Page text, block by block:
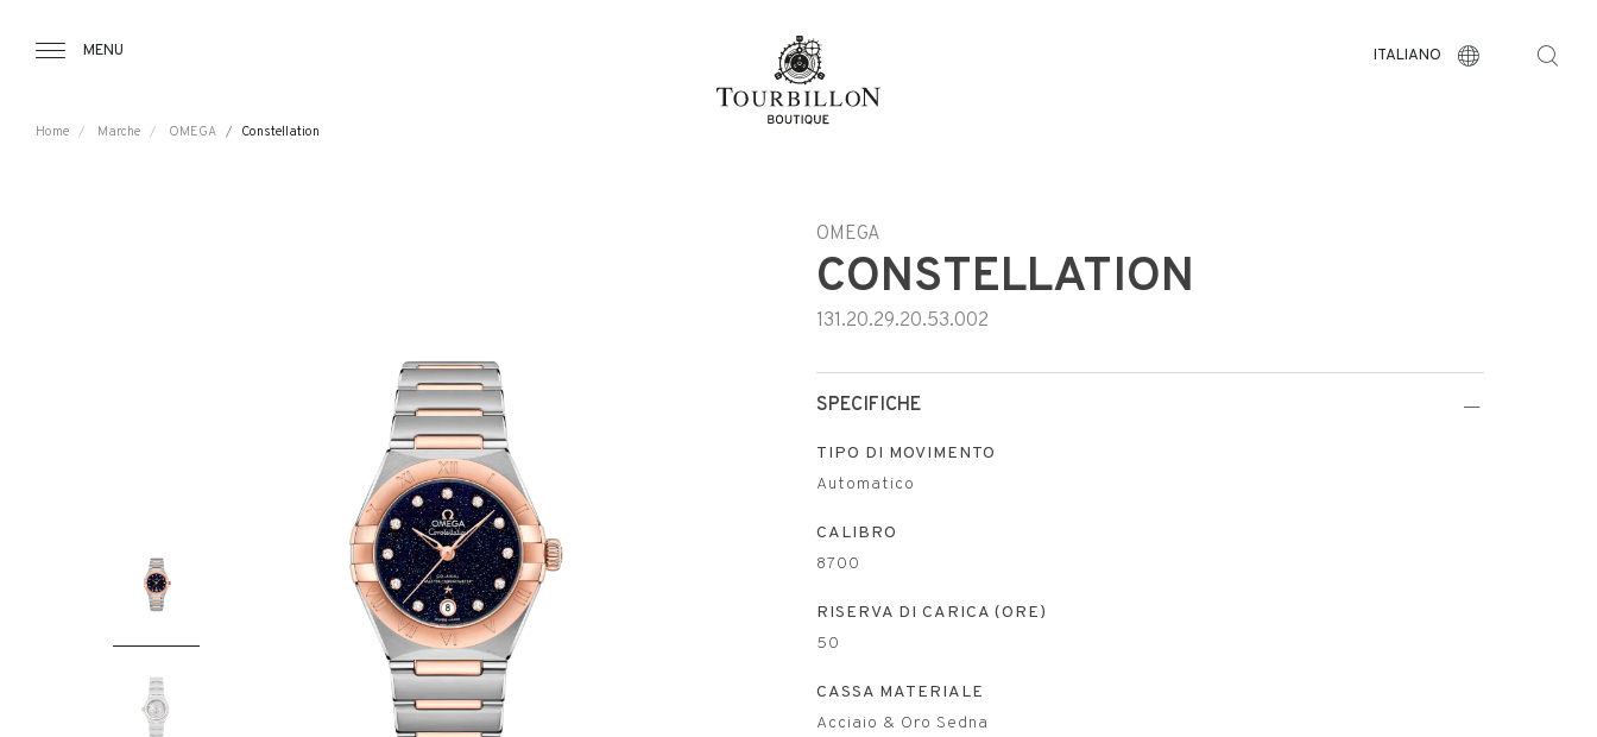
MENU ITALIANO
Home Marche OMEGA Constellation
OMEGA
CONSTELLATION
131.20.29.20.53.002
SPECIFICHE
TIPO DI MOVIMENTO
Automatico
CALIBRO
8700
RISERVA DI CARICA (ORE)
50
CASSA MATERIALE
Acciaio & Oro Sedna